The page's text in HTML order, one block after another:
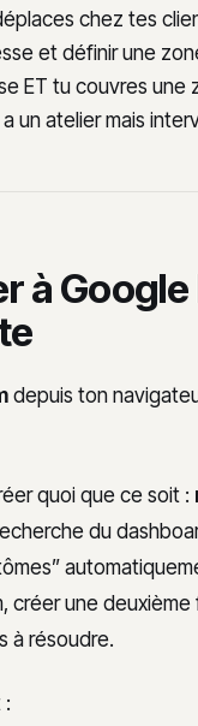
chez tes
et définir une
ET tu couvres
un atelier mais
à
depuis ton
quoi que ce soit :
du
créer une
à résoudre.
: